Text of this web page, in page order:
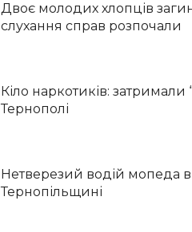
Двоє молодих хлопців
слухання справ розпочали
Кіло наркотиків:
Тернополі
Нетверезий водій мопеда
Тернопільщині